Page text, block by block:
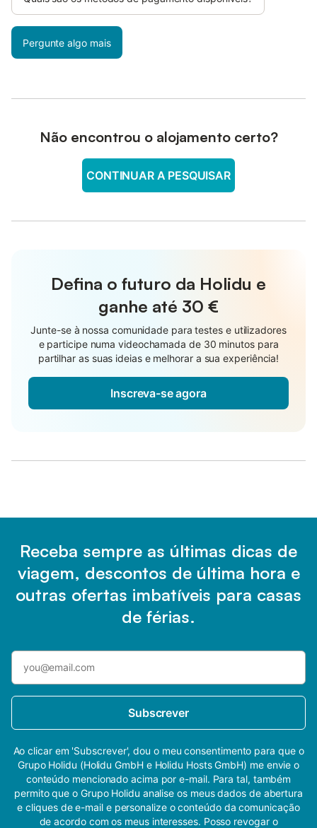
Pergunte algo mais
Não encontrou o alojamento certo?
CONTINUAR A PESQUISAR
Defina o futuro da Holidu e
ganhe até 30 €
Junte-se à nossa comunidade para testes e utilizadores
e participe numa videochamada de 30 minutos para
partilhar as suas ideias e melhorar a sua experiência!
Inscreva-se agora
Receba sempre as últimas dicas de
viagem, descontos de última hora e
outras ofertas imbatíveis para casas
de férias.
Subscrever
Ao clicar em 'Subscrever', dou o meu consentimento para que o
Grupo Holidu (Holidu GmbH e Holidu Hosts GmbH) me envie o
conteúdo mencionado acima por e-mail. Para tal, também
permito que o Grupo Holidu analise os meus dados de abertura
e cliques de e-mail e personalize o conteúdo da comunicação
de acordo com os meus interesses. Posso revogar o